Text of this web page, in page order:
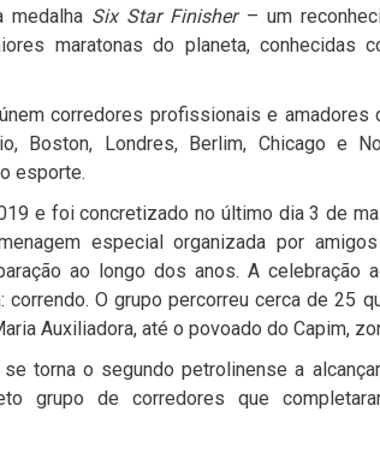
medalha Six Star Finisher– um
maratonas do planeta, conhecidas
corredores profissionais e
Boston, Londres, Berlim, Chicago e
esporte.
e foi concretizado no último dia 3 de
especial organizada por
ao longo dos anos. A celebração
correndo. O grupo percorreu cerca de 25
Auxiliadora, até o povoado do Capim,
torna o segundo petrolinense a
grupo de corredores que